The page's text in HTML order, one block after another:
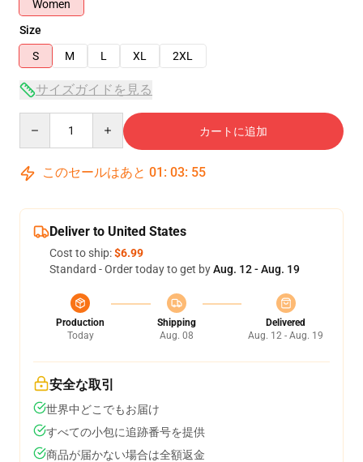
Women
Size
S
M L XL 2XL
サイズガイドを見る
カートに追加
このセールはあと 01 : 03: 54
Deliver to United States
Cost to ship:$6.99
Standard - Order today to get byAug. 12 - Aug. 19
Production
Today
Shipping
Aug. 08
Delivered
Aug. 12 - Aug. 19
安全な取引
世界中どこでもお届け
すべての小包に追跡番号を提供
商品が届かない場合は全額返金